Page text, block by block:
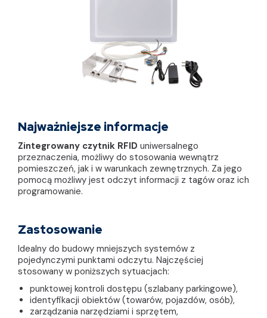
Najważniejsze informacje
Zintegrowany czytnik RFID uniwersalnego
przeznaczenia, możliwy do stosowania wewnątrz
pomieszczeń, jak i w warunkach zewnętrznych. Za jego
pomocą możliwy jest odczyt informacji z tagów oraz ich
programowanie.
Zastosowanie
Idealny do budowy mniejszych systemów z
pojedynczymi punktami odczytu. Najczęściej
stosowany w poniższych sytuacjach:
punktowej kontroli dostępu (szlabany parkingowe),
identyfikacji obiektów (towarów, pojazdów, osób),
zarządzania narzędziami i sprzętem,